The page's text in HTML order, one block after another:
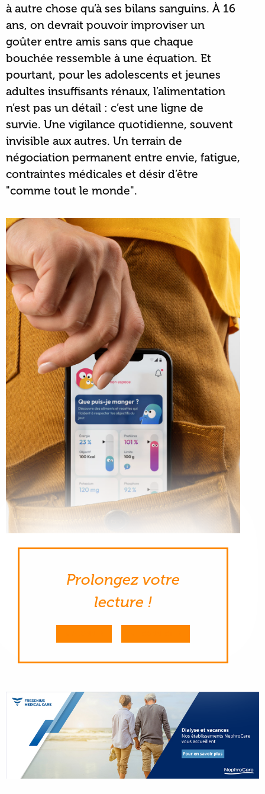
à autre chose qu’à ses bilans sanguins. À 16
ans, on devrait pouvoir improviser un
goûter entre amis sans que chaque
bouchée ressemble à une équation. Et
pourtant, pour les adolescents et jeunes
adultes insuffisants rénaux, l’alimentation
n’est pas un détail : c’est une ligne de
survie. Une vigilance quotidienne, souvent
invisible aux autres. Un terrain de
négociation permanent entre envie, fatigue,
contraintes médicales et désir d’être
"comme tout le monde".
Prolongez votre
lecture !